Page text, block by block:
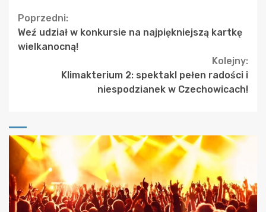
Continue
Reading
Poprzedni:
Weź udział w konkursie na najpiękniejszą kartkę
wielkanocną!
Kolejny:
Klimakterium 2: spektakl pełen radości i
niespodzianek w Czechowicach!